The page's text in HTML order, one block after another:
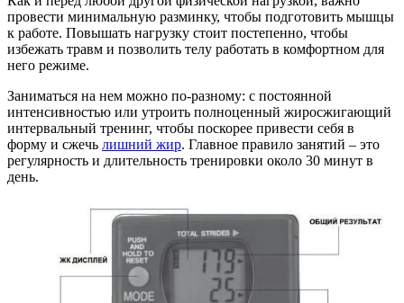
провести минимальную разминку, чтобы подготовить мышцы
к работе. Повышать нагрузку стоит постепенно, чтобы
избежать травм и позволить телу работать в комфортном для
него режиме.
Заниматься на нем можно по-разному: с постоянной
интенсивностью или утроить полноценный жиросжигающий
интервальный тренинг, чтобы поскорее привести себя в
форму и сжечь лишний жир. Главное правило занятий – это
регулярность и длительность тренировки около 30 минут в
день.